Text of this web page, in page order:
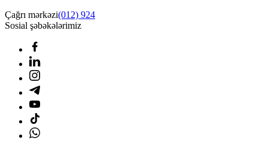
Çağrı mərkəzi(012) 924
Sosial şəbəkələrimiz